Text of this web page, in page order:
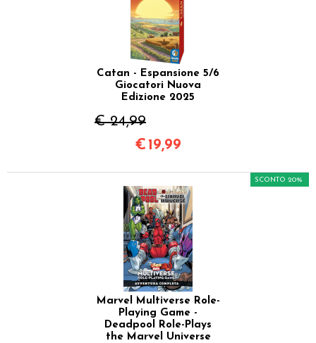
Catan - Espansione 5/6
Giocatori Nuova
Edizione 2025
€ 24,99
€ 19,99
Marvel Multiverse Role-
Playing Game -
Deadpool Role-Plays
the Marvel Universe
SCONTO 20%